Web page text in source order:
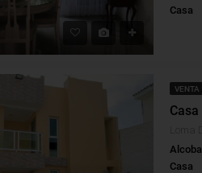
Casa
VENTA
Casa